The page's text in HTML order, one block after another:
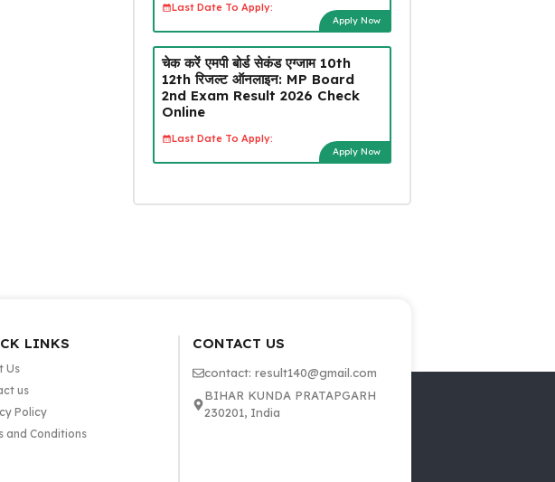
Last Date To Apply:
Apply Now
चेक करें एमपी बोर्ड सेकंड एग्जाम 10th
12th रिजल्ट ऑनलाइन: MP Board
2nd Exam Result 2026 Check
Online
Last Date To Apply:
Apply Now
LINKS
Us
us
Policy
and Conditions
CONTACT US
contact: result140@gmail.com
BIHAR KUNDA PRATAPGARH
230201, India